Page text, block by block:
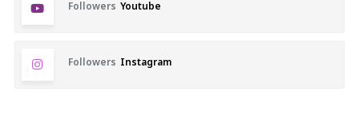
Followers Youtube
Followers Instagram